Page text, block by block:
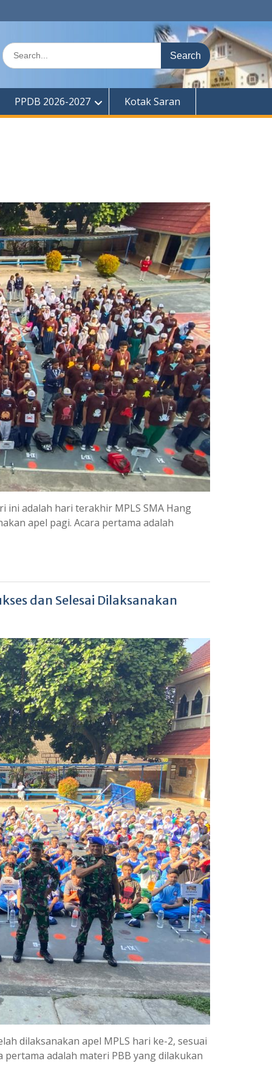
Search
for:
PPDB 2026-2027 Kotak Saran
ini adalah hari terakhir MPLS SMA Hang
apel pagi. Acara pertama adalah
dan Selesai Dilaksanakan
dilaksanakan apel MPLS hari ke-2, sesuai
adalah materi PBB yang dilakukan